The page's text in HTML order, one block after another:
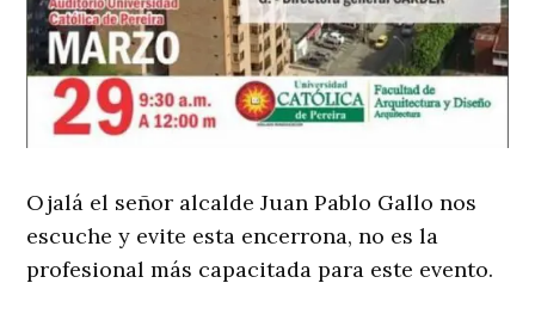
Ojalá el señor alcalde Juan Pablo Gallo nos
escuche y evite esta encerrona, no es la
profesional más capacitada para este evento.